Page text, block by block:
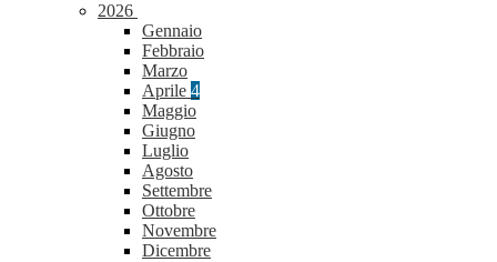
2026
Gennaio
Febbraio
Marzo
Aprile 4
Maggio
Giugno
Luglio
Agosto
Settembre
Ottobre
Novembre
Dicembre